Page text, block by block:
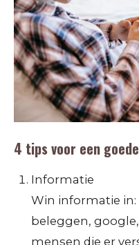
4 tips voor een
Informatie
Win informatie
beleggen,
mensen die er